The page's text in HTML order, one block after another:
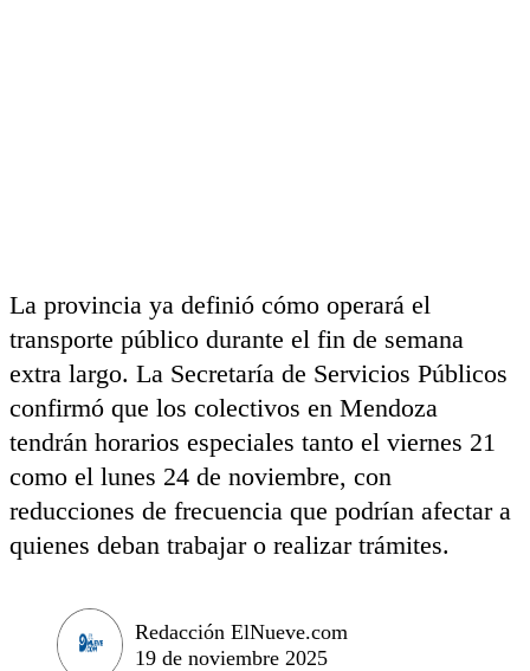
La provincia ya definió cómo operará el
transporte público durante el fin de semana
extra largo. La Secretaría de Servicios Públicos
confirmó que los colectivos en Mendoza
tendrán horarios especiales tanto el viernes 21
como el lunes 24 de noviembre, con
reducciones de frecuencia que podrían afectar a
quienes deban trabajar o realizar trámites.
Redacción ElNueve.com
19 de noviembre 2025